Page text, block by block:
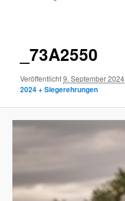
_73A2550
Veröffentlicht9. September 2024
2024 + Siegerehrungen